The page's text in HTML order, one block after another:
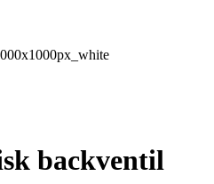
backventil